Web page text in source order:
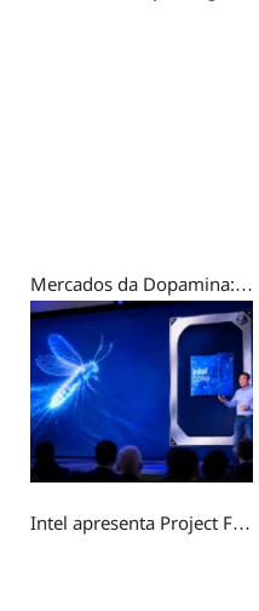
Mercados da Dopamina: Por que a Geração Z busca recompensa em experiências fictícias?
Intel apresenta Project Firefly para competir com o MacBook Neo